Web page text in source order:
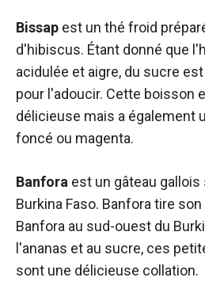
Bissap est un thé froid
d'hibiscus. Étant donné que
acidulée et aigre, du sucre
pour l'adoucir. Cette boisson
délicieuse mais a également
foncé ou magenta.
Banfora est un gâteau
Burkina Faso. Banfora tire
Banfora au sud-ouest du
l'ananas et au sucre, ces
sont une délicieuse collation.